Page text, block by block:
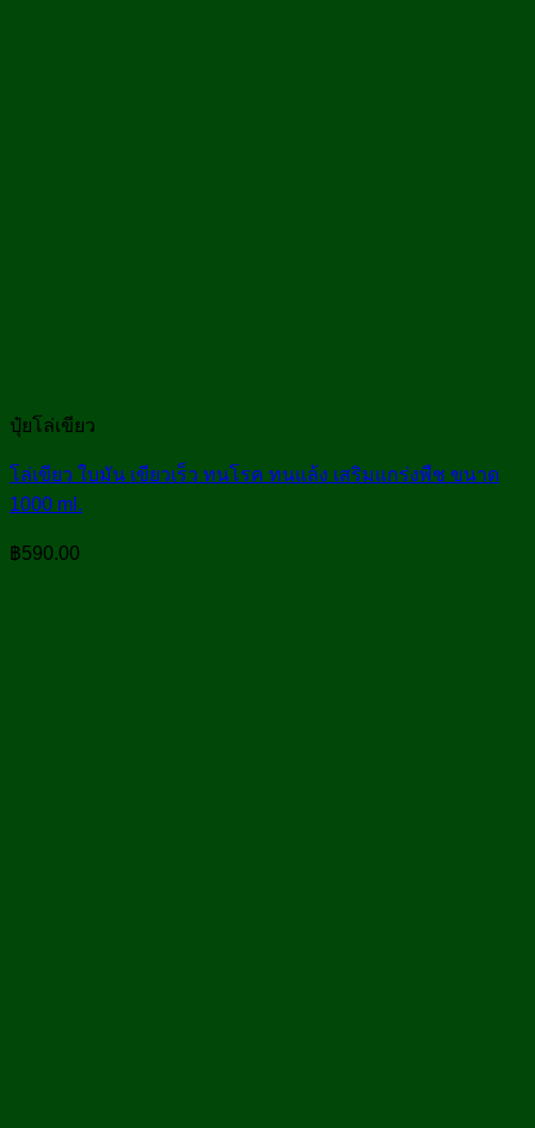
ปุ๋ยโล่เขียว
โล่เขียว ใบมัน เขียวเร็ว ทนโรค ทนแล้ง เสริมแกร่งพืช ขนาด
1000 ml.
฿590.00